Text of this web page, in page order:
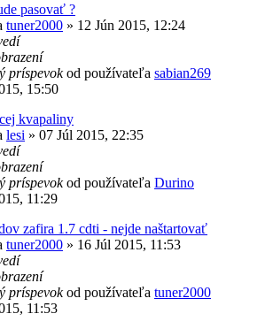
pasovať ?
tuner2000 » 12 Jún 2015, 12:24
príspevokod používateľa sabian269
15:50
kvapaliny
lesi » 07 Júl 2015, 22:35
príspevokod používateľa Durino
11:29
zafira 1.7 cdti - nejde naštartovať
tuner2000 » 16 Júl 2015, 11:53
príspevokod používateľa tuner2000
11:53